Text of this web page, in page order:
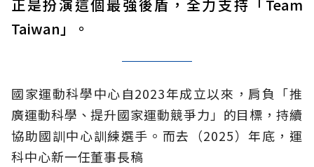
正是扮演這個最強後盾，全力支持「Team
Taiwan」。
國家運動科學中心自2023年成立以來，肩負「推
廣運動科學、提升國家運動競爭力」的目標，持續
協助國訓中心訓練選手。而去（2025）年底，運
科中心新一任董事長稿